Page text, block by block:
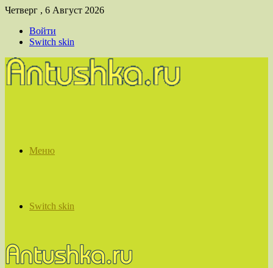
Четверг , 6 Август 2026
Войти
Switch skin
Меню
Switch skin